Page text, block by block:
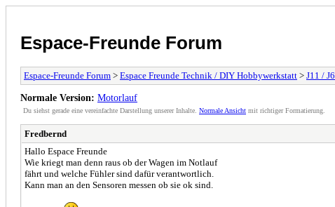
Espace-Freunde Forum
Espace-Freunde Forum > Espace Freunde Technik / DIY Hobbywerkstatt > J11 /
Normale Version: Motorlauf
Du siehst gerade eine vereinfachte Darstellung unserer Inhalte. Normale Ansicht mit richtiger Formatierung.
Fredbernd
Hallo Espace Freunde
Wie kriegt man denn raus ob der Wagen im Notlauf
fährt und welche Fühler sind dafür verantwortlich.
Kann man an den Sensoren messen ob sie ok sind.